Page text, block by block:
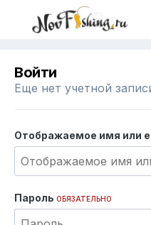
Войти
Еще нет учетной
Отображаемое имя или
Пароль ОБЯЗАТЕЛЬНО